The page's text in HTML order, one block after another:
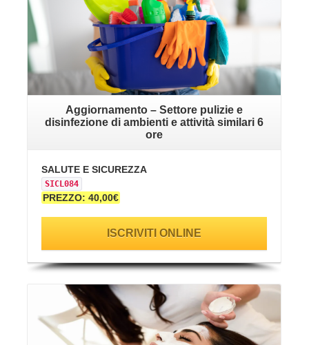
Aggiornamento – Settore pulizie e
disinfezione di ambienti e attività similari 6
ore
SALUTE E SICUREZZA
SICL084
PREZZO: 40,00€
ISCRIVITI ONLINE
VAI ALLA SCHEDA